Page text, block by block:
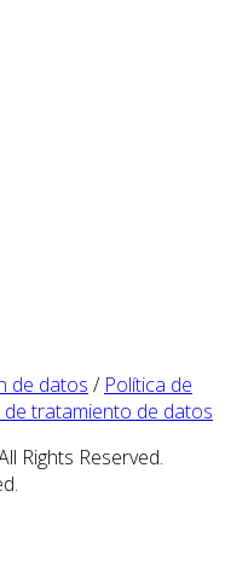
de datos / Política de
de tratamiento de datos
Rights Reserved.